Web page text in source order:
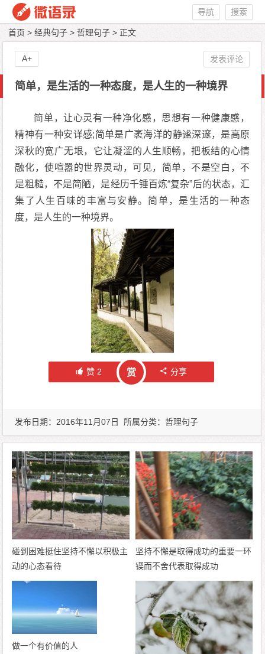
搜索
导航
首页 >经典句子 >哲理句子 > 正文
简单，是生活的一种态度，是人生的一种境界
简单，让心灵有一种净化感，思想有一种健康感，
精神有一种安详感;简单是广袤海洋的静谧深邃，是高原
深秋的宽广无垠，它让凝涩的人生顺畅，把板结的心情
融化，使喧嚣的世界灵动，可见，简单，不是空白，不
是粗糙，不是简陋，是经历千锤百炼“复杂”后的状态，汇
集了人生百味的丰富与安静。简单，是生活的一种态
度，是人生的一种境界。
赞 2 赏 分享
发表评论
A+
发布日期：2016年11月07日 所属分类：哲理句子
碰到困难挺住坚持不懈以积极主
动的心态看待
坚持不懈是取得成功的重要一环
锲而不舍代表取得成功
做一个有价值的人